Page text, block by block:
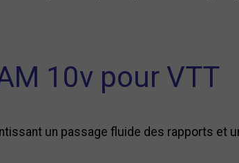
10v pour VTT
un passage fluide des rapports et